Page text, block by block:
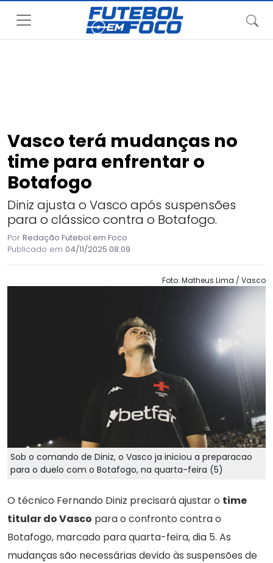
Vasco terá mudanças no
time para enfrentar o
Botafogo
Diniz ajusta o Vasco após suspensões
para o clássico contra o Botafogo.
Por Redação Futebol em Foco
Publicado em 04/11/2025 08:09
Foto: Matheus Lima / Vasco
Sob o comando de Diniz, o Vasco ja iniciou a preparacao
para o duelo com o Botafogo, na quarta-feira (5)
O técnico Fernando Diniz precisará ajustar o time
titular do Vasco para o confronto contra o
Botafogo, marcado para quarta-feira, dia 5. As
mudanças são necessárias devido às suspensões de